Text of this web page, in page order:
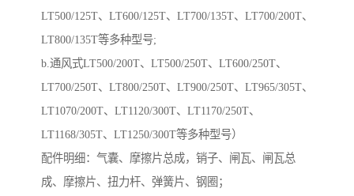
LT500/125T、LT600/125T、LT700/135T、LT700/200T、
LT800/135T等多种型号;
b.通风式LT500/200T、LT500/250T、LT600/250T、
LT700/250T、LT800/250T、LT900/250T、LT965/305T、
LT1070/200T、LT1120/300T、LT1170/250T、
LT1168/305T、LT1250/300T等多种型号）
配件明细：气囊、摩擦片总成，销子、闸瓦、闸瓦总
成、摩擦片、扭力杆、弹簧片、钢圈；